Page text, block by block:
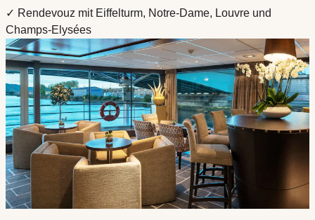
✓ Rendevouz mit Eiffelturm, Notre-Dame, Louvre und
Champs-Elysées